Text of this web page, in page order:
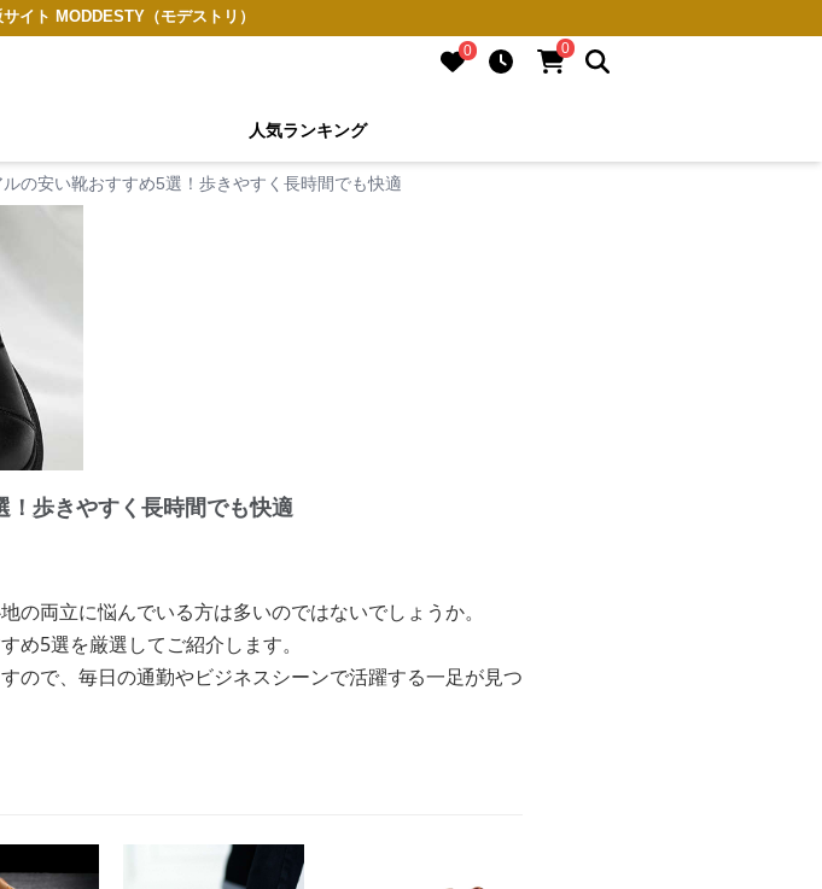
イト MODDESTY（モデストリ）
0 0
人気ランキング
の安い靴おすすめ5選！歩きやすく長時間でも快適
歩きやすく長時間でも快適
両立に悩んでいる方は多いのではないでしょうか。
め5選を厳選してご紹介します。
ので、毎日の通勤やビジネスシーンで活躍する一足が見つ